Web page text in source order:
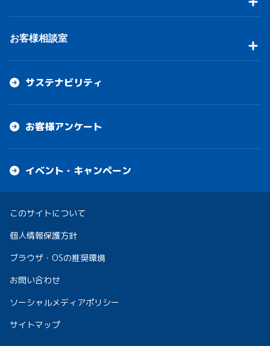
お客様相談室
サステナビリティ
お客様アンケート
イベント・キャンペーン
このサイトについて
個人情報保護方針
ブラウザ・OSの推奨環境
お問い合わせ
ソーシャルメディアポリシー
サイトマップ